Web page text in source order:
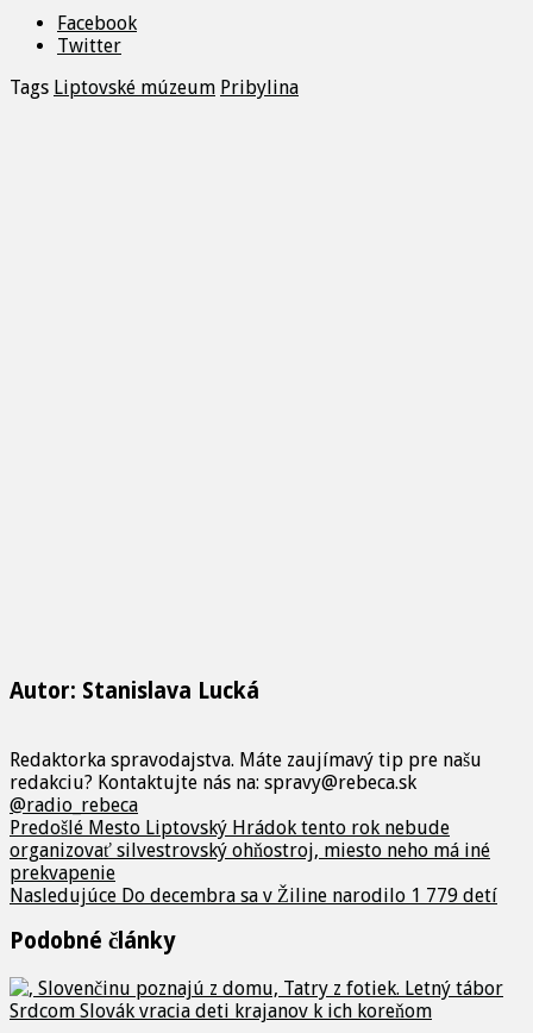
Facebook
Twitter
Tags Liptovské múzeum Pribylina
Autor: Stanislava Lucká
Redaktorka spravodajstva. Máte zaujímavý tip pre našu
redakciu? Kontaktujte nás na: spravy@rebeca.sk
@radio_rebeca
Predošlé Mesto Liptovský Hrádok tento rok nebude
organizovať silvestrovský ohňostroj, miesto neho má iné
prekvapenie
Nasledujúce Do decembra sa v Žiline narodilo 1 779 detí
Podobné články